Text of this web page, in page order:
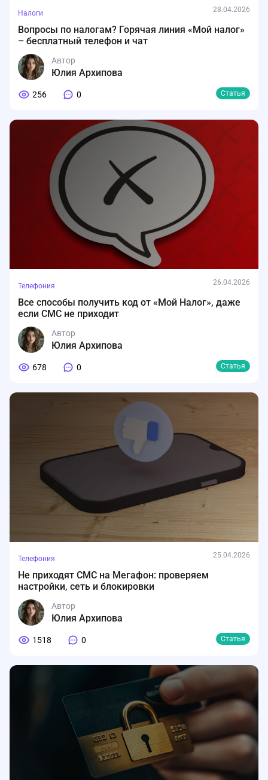
Налоги 28.04.2026
Вопросы по налогам? Горячая линия «Мой налог»
– бесплатный телефон и чат
Автор
Юлия Архипова
256 0 Статья
Телефония 26.04.2026
Все способы получить код от «Мой Налог», даже
если СМС не приходит
Автор
Юлия Архипова
678 0 Статья
Телефония 25.04.2026
Не приходят СМС на Мегафон: проверяем
настройки, сеть и блокировки
Автор
Юлия Архипова
1518 0 Статья